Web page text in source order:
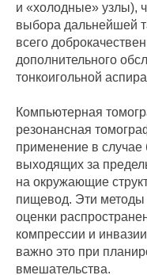
и «холодные» узлы),
выбора дальнейшей
всего
дополнительного
тонкоигольной
Компьютерная
резонансная
применение в случае
выходящих за
на окружающие
пищевод. Эти методы
оценки
компрессии и
важно это при
вмешательства.